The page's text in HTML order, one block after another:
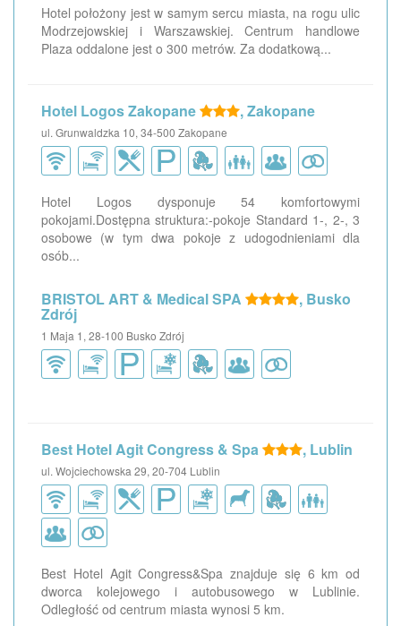
Hotel położony jest w samym sercu miasta, na rogu ulic
Modrzejowskiej i Warszawskiej. Centrum handlowe
Plaza oddalone jest o 300 metrów. Za dodatkową...
Hotel Logos Zakopane , Zakopane
ul. Grunwaldzka 10, 34-500 Zakopane
Hotel Logos dysponuje 54 komfortowymi
pokojami.Dostępna struktura:-pokoje Standard 1-, 2-, 3
osobowe (w tym dwa pokoje z udogodnieniami dla
osób...
BRISTOL ART & Medical SPA , Busko
Zdrój
1 Maja 1, 28-100 Busko Zdrój
Best Hotel Agit Congress & Spa , Lublin
ul. Wojciechowska 29, 20-704 Lublin
Best Hotel Agit Congress&Spa znajduje się 6 km od
dworca kolejowego i autobusowego w Lublinie.
Odległość od centrum miasta wynosi 5 km.